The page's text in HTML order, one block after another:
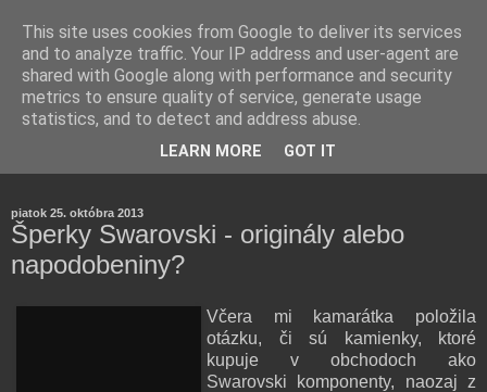
rozoberá témy o zdraví, živote a všetko možné.
piatok 25. októbra 2013
Šperky Swarovski - originály alebo
napodobeniny?
Včera mi kamarátka položila
otázku, či sú kamienky, ktoré
kupuje v obchodoch ako
Swarovski komponenty, naozaj z
This site uses cookies from Google to deliver its services
and to analyze traffic. Your IP address and user-agent are
shared with Google along with performance and security
metrics to ensure quality of service, generate usage
statistics, and to detect and address abuse.
LEARN MORE GOT IT